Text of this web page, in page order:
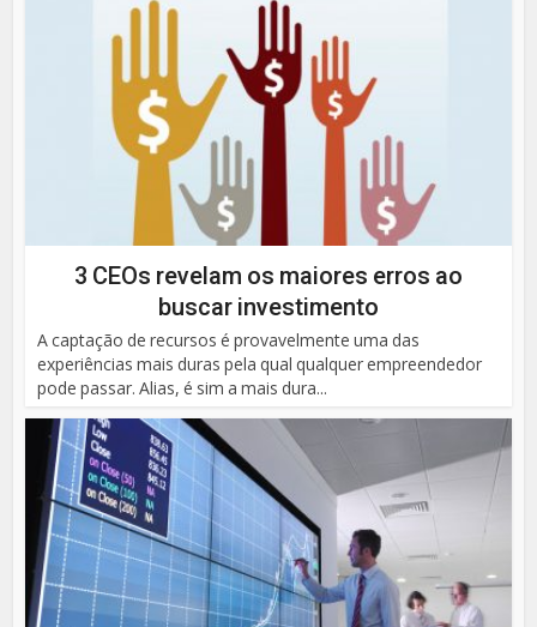
3 CEOs revelam os maiores erros ao
buscar investimento
A captação de recursos é provavelmente uma das
experiências mais duras pela qual qualquer empreendedor
pode passar. Alias, é sim a mais dura...